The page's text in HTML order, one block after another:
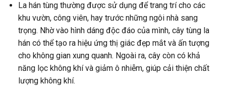
La hán tùng thường được sử dụng để trang trí cho các
khu vườn, công viên, hay trước những ngôi nhà sang
trọng. Nhờ vào hình dáng độc đáo của mình, cây tùng la
hán có thể tạo ra hiệu ứng thị giác đẹp mắt và ấn tượng
cho không gian xung quanh. Ngoài ra, cây còn có khả
năng lọc không khí và giảm ô nhiễm, giúp cải thiện chất
lượng không khí.